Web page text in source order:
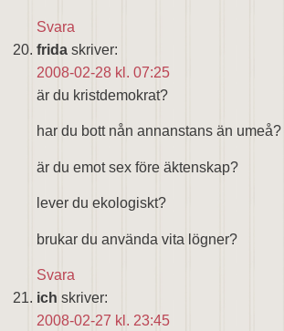
Svara
frida skriver:
2008-02-28 kl. 07:25
är du kristdemokrat?
har du bott nån annanstans än umeå?
är du emot sex före äktenskap?
lever du ekologiskt?
brukar du använda vita lögner?
Svara
ich skriver:
2008-02-27 kl. 23:45